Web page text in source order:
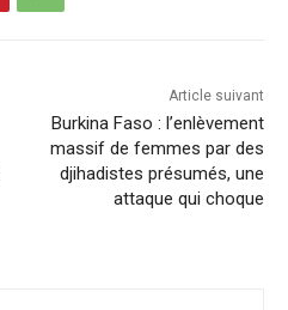
Article suivant
Burkina Faso : l’enlèvement
massif de femmes par des
djihadistes présumés, une
attaque qui choque